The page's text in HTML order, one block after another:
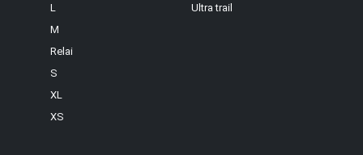
L
M
Relai
S
XL
XS
Ultra trail